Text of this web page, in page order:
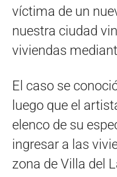
víctima de un
nuestra ciudad
viviendas
El caso se
luego que el
elenco de su
ingresar a las
zona de Villa del